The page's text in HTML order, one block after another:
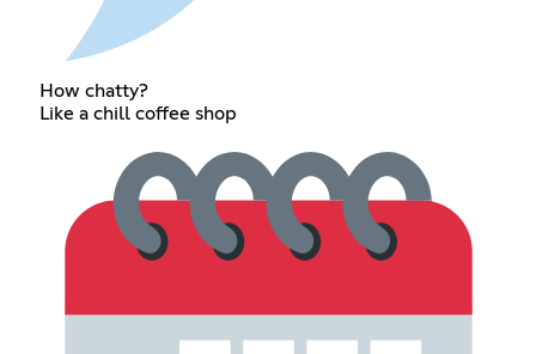
How chatty?
Like a chill coffee shop